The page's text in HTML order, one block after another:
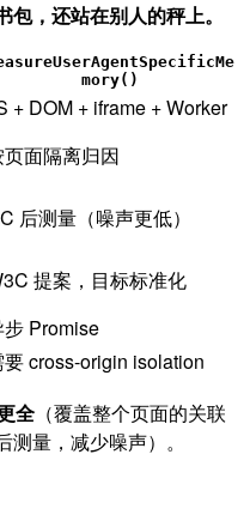
，还站在别人的秤上。
mory()
+ DOM + iframe + Worker
面隔离归因
后测量（噪声更低）
提案，目标标准化
Promise
要 cross-origin isolation
全 （覆盖整个页面的关联
测量，减少噪声）。